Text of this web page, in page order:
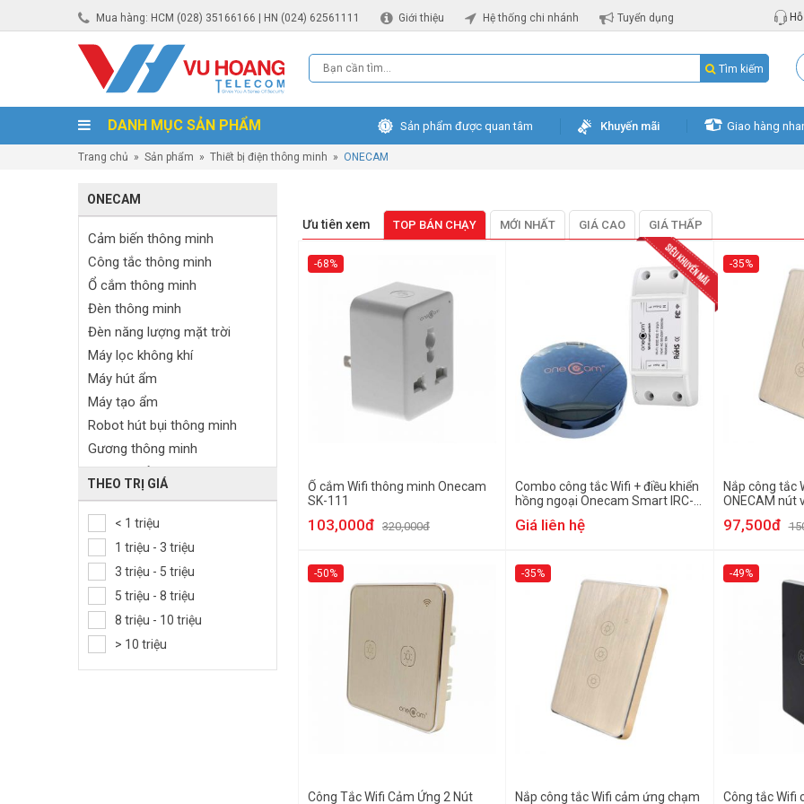
Mua hàng: HCM (028) 35166166 | HN (024) 62561111 Giới thiệu Hệ thống chi nhánh Tuyển dụng Hỗ
Tìm kiếm
DANH MỤC SẢN PHẨM Sản phẩm được quan tâm Khuyến mãi Giao hàng
Trang chủ » Sản phẩm » Thiết bị điện thông minh » ONECAM
ONECAM
Cảm biến thông minh
Công tắc thông minh
Ổ cắm thông minh
Đèn thông minh
Đèn năng lượng mặt trời
Máy lọc không khí
Máy hút ẩm
Máy tạo ẩm
Robot hút bụi thông minh
Gương thông minh
Chuông cửa báo khách
Vali thông minh
Thiết bị báo động thông minh
Thiết bị điều khiển thông minh
Bếp điện thông minh
Film dán kính thông minh
Thiết bị đo lường
Quạt năng lượng mặt trời
THEO TRỊ GIÁ
< 1 triệu
1 triệu - 3 triệu
3 triệu - 5 triệu
5 triệu - 8 triệu
8 triệu - 10 triệu
> 10 triệu
Ưu tiên xem TOP BÁN CHẠY MỚI NHẤT GIÁ CAO GIÁ THẤP
-68%
Ổ cắm Wifi thông minh Onecam
SK-111
103,000đ 320,000đ
Combo công tắc Wifi + điều khiển
hồng ngoại Onecam Smart IRC-
Giá liên hệ
-35%
Nắp công tắc
ONECAM nút
97,500đ
-50%
Công Tắc Wifi Cảm Ứng 2 Nút
-35%
Nắp công tắc Wifi cảm ứng chạm
-49%
Công tắc Wifi